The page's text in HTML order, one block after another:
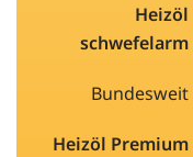
Heizöl
schwefelarm
Bundesweit
Heizöl Premium